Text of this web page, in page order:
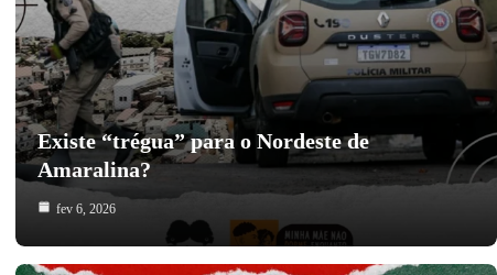
Existe “trégua” para o Nordeste de
Amaralina?
fev 6, 2026